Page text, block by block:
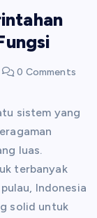
0 Comments
sistem yang
luas.
terbanyak
Indonesia
solid untuk